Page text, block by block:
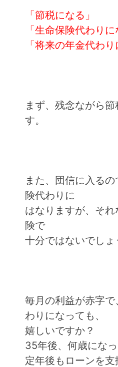
「節税になる」
「生命保険代わりに
「将来の年金代わり
まず、残念ながら
す。
また、団信に入る
険代わりに
はなりますが、そ
険で
十分ではないでしょ
毎月の利益が赤字
わりになっても、
嬉しいですか？
35年後、何歳にな
定年後もローンを